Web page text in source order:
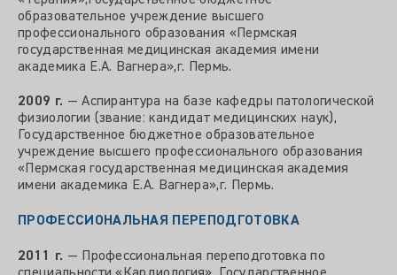
образовательное учреждение высшего
профессионального образования «Пермская
государственная медицинская академия имени
академика Е.А. Вагнера»,г. Пермь.
2009 г. — Аспирантура на базе кафедры патологической
физиологии (звание: кандидат медицинских наук),
Государственное бюджетное образовательное
учреждение высшего профессионального образования
«Пермская государственная медицинская академия
имени академика Е.А. Вагнера»,г. Пермь.
ПРОФЕССИОНАЛЬНАЯ ПЕРЕПОДГОТОВКА
2011 г. — Профессиональная переподготовка по